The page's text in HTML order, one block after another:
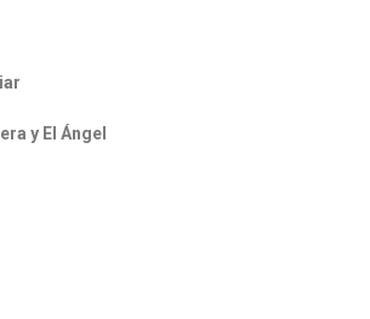
y El Ángel